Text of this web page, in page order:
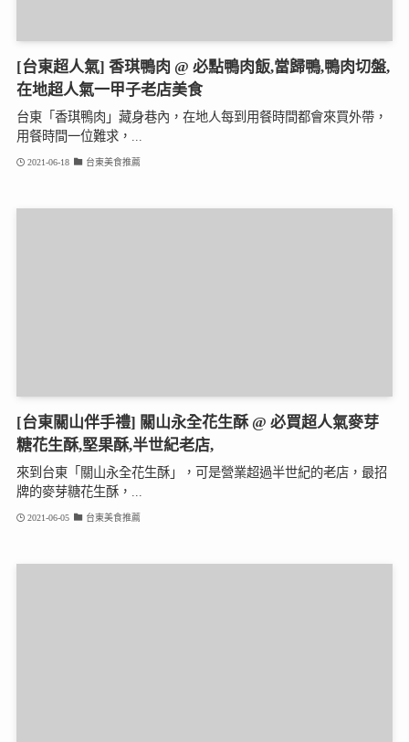
[台東超人氣] 香琪鴨肉 @ 必點鴨肉飯,當歸鴨,鴨肉切盤,
在地超人氣一甲子老店美食
台東「香琪鴨肉」藏身巷內，在地人每到用餐時間都會來買外帶，
用餐時間一位難求，...
2021-06-18 台東美食推薦
[台東關山伴手禮] 關山永全花生酥 @ 必買超人氣麥芽
糖花生酥,堅果酥,半世紀老店,
來到台東「關山永全花生酥」，可是營業超過半世紀的老店，最招
牌的麥芽糖花生酥，...
2021-06-05 台東美食推薦